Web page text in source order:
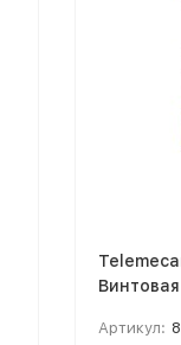
Артикул: